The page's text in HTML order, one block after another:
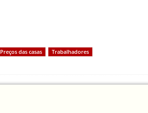
Preços das casas Trabalhadores